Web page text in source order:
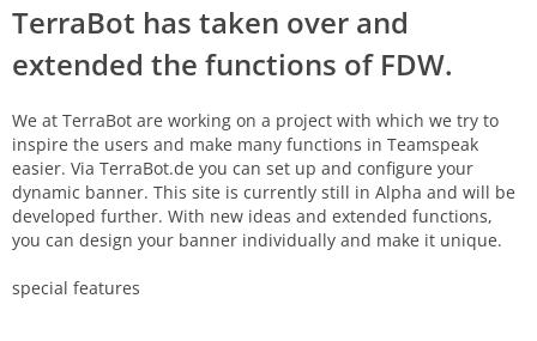
TerraBot has taken over and
extended the functions of FDW.
We at TerraBot are working on a project with which we try to
inspire the users and make many functions in Teamspeak
easier. Via TerraBot.de you can set up and configure your
dynamic banner. This site is currently still in Alpha and will be
developed further. With new ideas and extended functions,
you can design your banner individually and make it unique.
special features